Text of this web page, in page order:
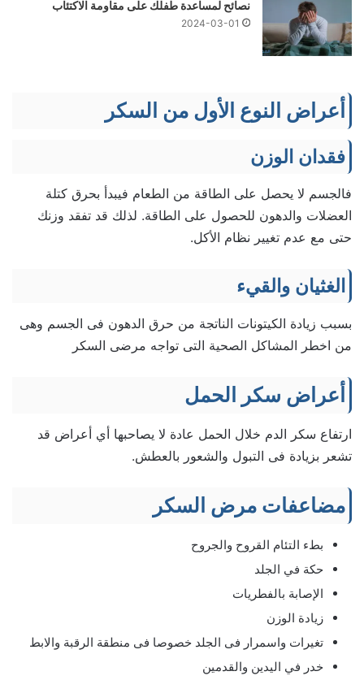
نصائح لمساعدة طفلك على مقاومة الاكتئاب
2024-03-01
أعراض النوع الأول من السكر
فقدان الوزن
فالجسم لا يحصل على الطاقة من الطعام فيبدأ بحرق كتلة
العضلات والدهون للحصول على الطاقة. لذلك قد تفقد وزنك
حتى مع عدم تغيير نظام الأكل.
الغثيان والقيء
بسبب زيادة الكيتونات الناتجة من حرق الدهون فى الجسم وهى
من اخطر المشاكل الصحية التى تواجه مرضى السكر
أعراض سكر الحمل
ارتفاع سكر الدم خلال الحمل عادة لا يصاحبها أي أعراض قد
تشعر بزيادة فى التبول والشعور بالعطش.
مضاعفات مرض السكر
بطء التئام القروح والجروح
حكة في الجلد
الإصابة بالفطريات
زيادة الوزن
تغيرات واسمرار فى الجلد خصوصا فى منطقة الرقبة والابط
خدر في اليدين والقدمين